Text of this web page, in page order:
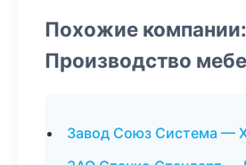
Похожие компании:
Производство
Завод Союз Система —